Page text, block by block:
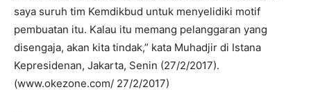
saya suruh tim Kemdikbud untuk menyelidiki motif
pembuatan itu. Kalau itu memang pelanggaran yang
disengaja, akan kita tindak,” kata Muhadjir di Istana
Kepresidenan, Jakarta, Senin (27/2/2017).
(www.okezone.com/ 27/2/2017)